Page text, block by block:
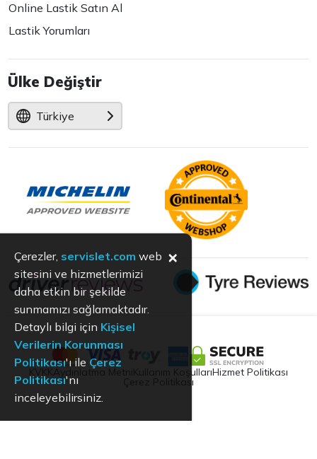
Online Lastik Satın Al
Lastik Yorumları
Ülke Değiştir
Türkiye
Aydınlatma Metni Kullanım KoşullarıHizmet Politikası
Çerez Politikası
Çerezler, servislet.com web
sitesini ve hizmetlerimizi
daha etkin bir şekilde
sunmamızı sağlamaktadır.
Detaylı bilgi için Kişisel
Verilerin Korunması
Politikası'ı ile Çerez
Politikası'nı
inceleyebilirsiniz.
×